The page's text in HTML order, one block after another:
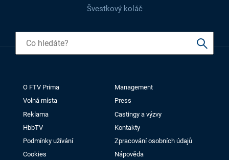
Švestkový koláč
O FTV Prima
Management
Volná místa
Press
Reklama
Castingy a výzvy
HbbTV
Kontakty
Podmínky užívání
Zpracování osobních údajů
Cookies
Nápověda